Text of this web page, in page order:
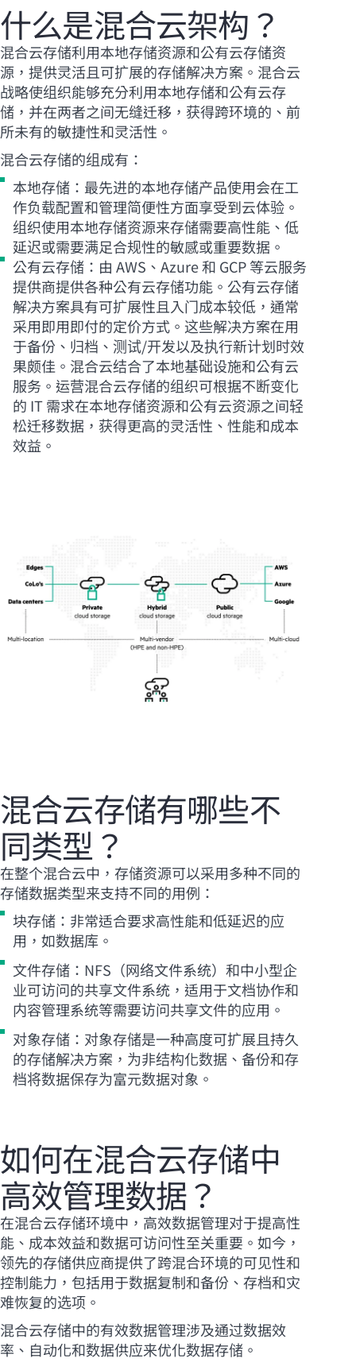
什么是混合云架构？
混合云存储利用本地存储资源和公有云存储资
源，提供灵活且可扩展的存储解决方案。混合云
战略使组织能够充分利用本地存储和公有云存
储，并在两者之间无缝迁移，获得跨环境的、前
所未有的敏捷性和灵活性。
混合云存储的组成有：
本地存储：最先进的本地存储产品使用会在工
作负载配置和管理简便性方面享受到云体验。
组织使用本地存储资源来存储需要高性能、低
延迟或需要满足合规性的敏感或重要数据。
公有云存储：由 AWS、Azure 和 GCP 等云服务
提供商提供各种公有云存储功能。公有云存储
解决方案具有可扩展性且入门成本较低，通常
采用即用即付的定价方式。这些解决方案在用
于备份、归档、测试/开发以及执行新计划时效
果颇佳。混合云结合了本地基础设施和公有云
服务。运营混合云存储的组织可根据不断变化
的 IT 需求在本地存储资源和公有云资源之间轻
松迁移数据，获得更高的灵活性、性能和成本
效益。
混合云存储有哪些不
同类型？
在整个混合云中，存储资源可以采用多种不同的
存储数据类型来支持不同的用例：
块存储：非常适合要求高性能和低延迟的应
用，如数据库。
文件存储：NFS（网络文件系统）和中小型企
业可访问的共享文件系统，适用于文档协作和
内容管理系统等需要访问共享文件的应用。
对象存储：对象存储是一种高度可扩展且持久
的存储解决方案，为非结构化数据、备份和存
档将数据保存为富元数据对象。
如何在混合云存储中
高效管理数据？
在混合云存储环境中，高效数据管理对于提高性
能、成本效益和数据可访问性至关重要。如今，
领先的存储供应商提供了跨混合环境的可见性和
控制能力，包括用于数据复制和备份、存档和灾
难恢复的选项。
混合云存储中的有效数据管理涉及通过数据效
率、自动化和数据供应来优化数据存储。